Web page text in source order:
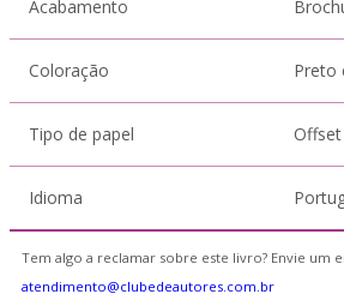
Acabamento
Coloração Preto
Tipo de papel
Idioma
Tem algo a reclamar sobre este livro? Envie um
atendimento@clubedeautores.com.br